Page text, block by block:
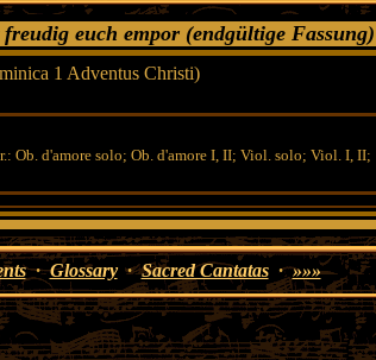
euch empor (endgültige Fassung)
1 Adventus Christi)
Ob. d'amore solo; Ob. d'amore I, II; Viol. solo; Viol. I, II;
·Glossary·Sacred Cantatas·»»»